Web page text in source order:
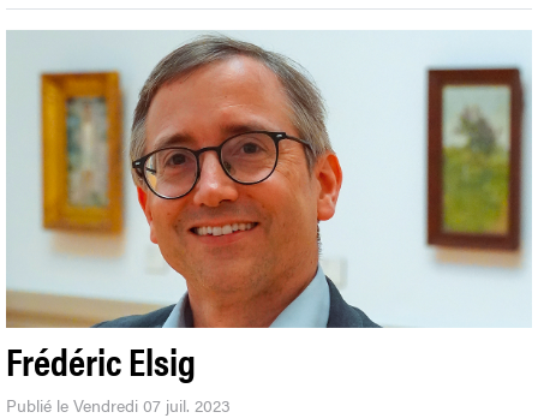
Frédéric Elsig
Publié le Vendredi 07 juil. 2023